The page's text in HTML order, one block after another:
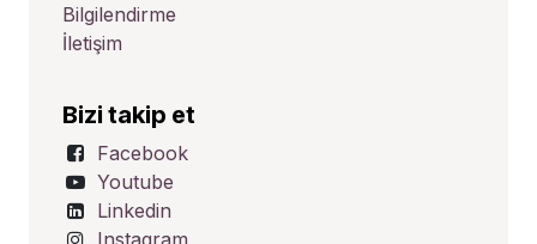
Bilgilendirme
İletişim
Bizi takip et
Facebook
Youtube
Linkedin
Instagram